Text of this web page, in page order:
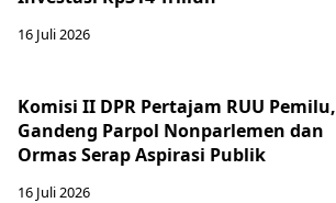
16 Juli 2026
Komisi II DPR Pertajam RUU Pemilu,
Gandeng Parpol Nonparlemen dan
Ormas Serap Aspirasi Publik
16 Juli 2026